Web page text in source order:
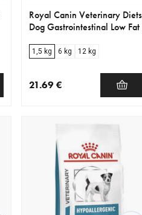
Royal Canin Veterinary Diets
Dog Gastrointestinal Low Fat
1,5 kg 6 kg 12 kg
21.69 €